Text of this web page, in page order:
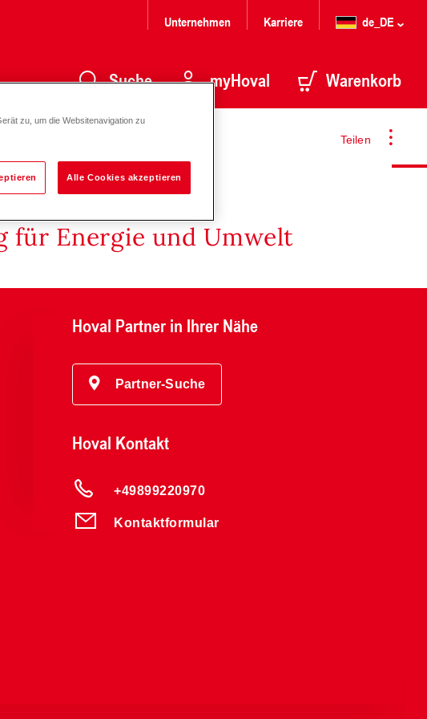
Unternehmen Karriere de_DE
Suche myHoval Warenkorb
Teilen
für Energie und Umwelt
Hoval Partner in Ihrer Nähe
Partner-Suche
Hoval Kontakt
+49899220970
Kontaktformular
zu, um die Websitenavigation zu
Alle Cookies akzeptieren